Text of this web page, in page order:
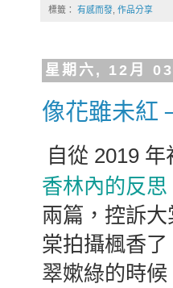
標籤： 有感而發 作品分享
星期六, 12月
像花雖未紅
自從 2019
香林內的反思
兩篇，控訴
棠拍攝楓香
翠嫰綠的時